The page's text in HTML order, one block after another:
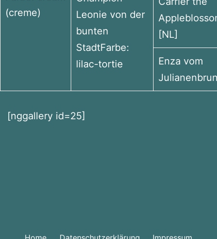
(creme)
Leonie von der
bunten
StadtFarbe:
lilac-tortie
[NL]
Enza vom
[nggallery id=25]